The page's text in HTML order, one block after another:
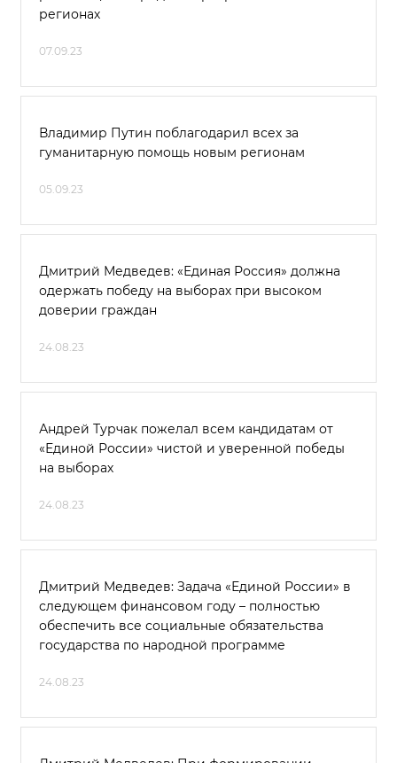
регионах
07.09.23
Владимир Путин поблагодарил всех за
гуманитарную помощь новым регионам
05.09.23
Дмитрий Медведев: «Единая Россия» должна
одержать победу на выборах при высоком
доверии граждан
24.08.23
Андрей Турчак пожелал всем кандидатам от
«Единой России» чистой и уверенной победы
на выборах
24.08.23
Дмитрий Медведев: Задача «Единой России» в
следующем финансовом году – полностью
обеспечить все социальные обязательства
государства по народной программе
24.08.23